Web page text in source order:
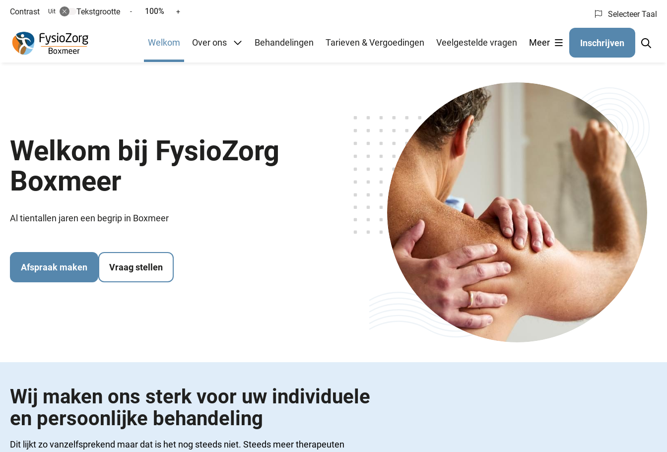
Contrast Uit Tekstgrootte
Tekst
- 100%
Tekst
10%
+ Selecteer Taal
Welkom Over ons Submenu: Over ons
Behandelingen Tarieven & Vergoedingen Veelgestelde vragen Meer Inschrijven
Welkom bij FysioZorg
Boxmeer
Al tientallen jaren een begrip in Boxmeer
Afspraak maken Vraag stellen
Wij maken ons sterk voor uw individuele
en persoonlijke behandeling
Dit lijkt zo vanzelfsprekend maar dat is het nog steeds niet. Steeds meer therapeuten